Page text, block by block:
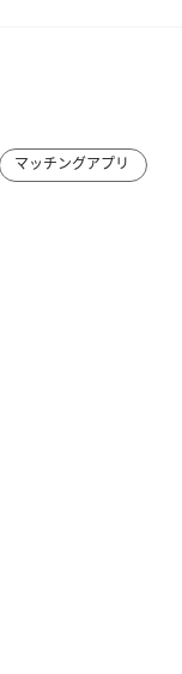
マッチングアプリ